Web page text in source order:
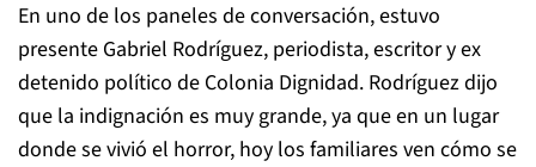
En uno de los paneles de conversación, estuvo
presente Gabriel Rodríguez, periodista, escritor y ex
detenido político de Colonia Dignidad. Rodríguez dijo
que la indignación es muy grande, ya que en un lugar
donde se vivió el horror, hoy los familiares ven cómo se